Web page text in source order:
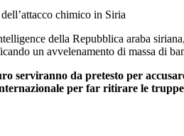
chimico in Siria
della Repubblica araba
un avvelenamento di massa di
serviranno da pretesto per
per far ritirare le